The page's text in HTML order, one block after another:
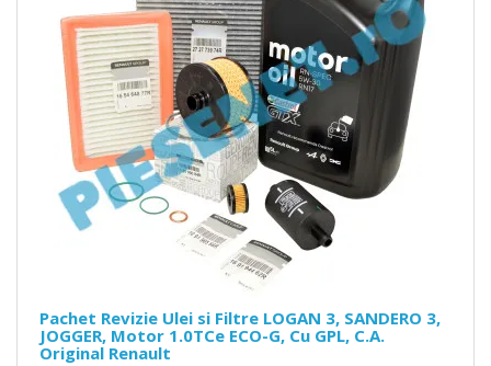
Pachet Revizie Ulei si Filtre LOGAN 3, SANDERO 3,
JOGGER, Motor 1.0TCe ECO-G, Cu GPL, C.A.
Original Renault